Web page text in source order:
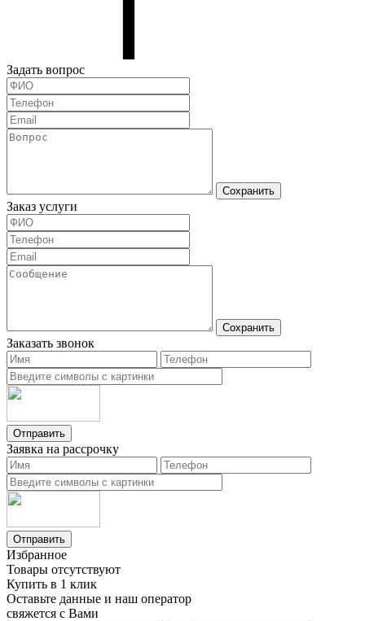
Задать вопрос
Сохранить
Заказ услуги
Сохранить
Заказать звонок
Отправить
Заявка на рассрочку
Отправить
Избранное
Товары отсутствуют
Купить в 1 клик
Оставьте данные и наш оператор
свяжется с Вами